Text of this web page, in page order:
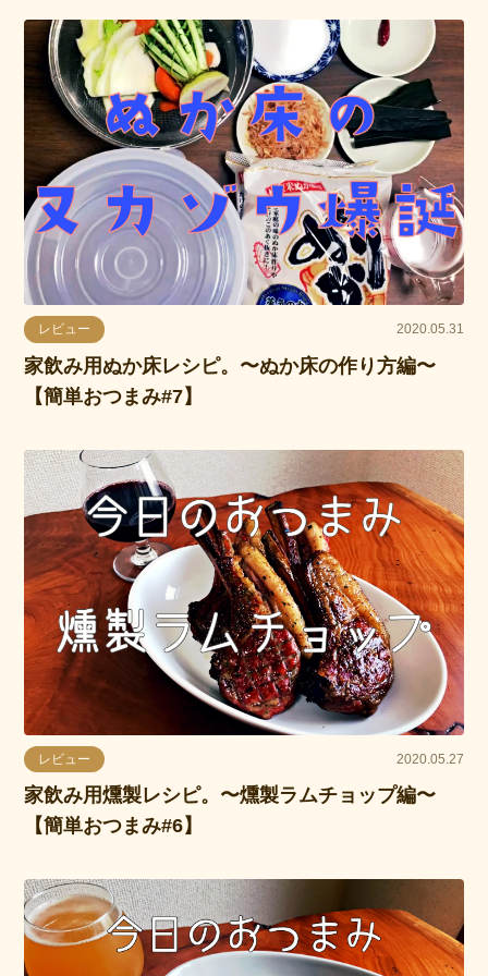
レビュー 2020.05.31
家飲み用ぬか床レシピ。〜ぬか床の作り方編〜
【簡単おつまみ#7】
レビュー 2020.05.27
家飲み用燻製レシピ。〜燻製ラムチョップ編〜
【簡単おつまみ#6】